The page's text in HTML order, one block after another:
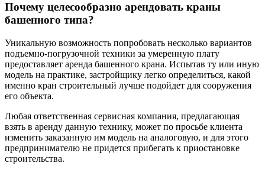
Почему целесообразно арендовать краны
башенного типа?
Уникальную возможность попробовать несколько вариантов
подъемно-погрузочной техники за умеренную плату
предоставляет аренда башенного крана. Испытав ту или иную
модель на практике, застройщику легко определиться, какой
именно кран строительный лучше подойдет для сооружения
его объекта.
Любая ответственная сервисная компания, предлагающая
взять в аренду данную технику, может по просьбе клиента
изменить заказанную им модель на аналоговую, и для этого
предпринимателю не придется прибегать к приостановке
строительства.